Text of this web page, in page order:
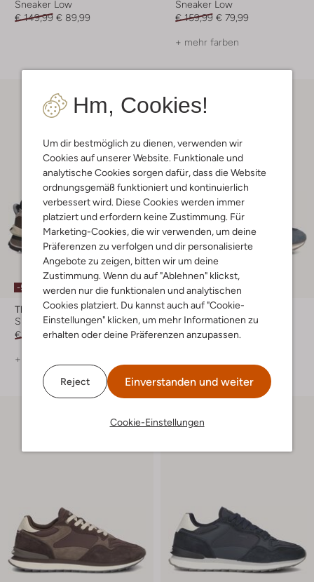
Hm, Cookies!
Um dir bestmöglich zu dienen, verwenden wir
Cookies auf unserer Website. Funktionale und
analytische Cookies sorgen dafür, dass die Website
ordnungsgemäß funktioniert und kontinuierlich
verbessert wird. Diese Cookies werden immer
platziert und erfordern keine Zustimmung. Für
Marketing-Cookies, die wir verwenden, um deine
Präferenzen zu verfolgen und dir personalisierte
Angebote zu zeigen, bitten wir um deine
Zustimmung. Wenn du auf "Ablehnen" klickst,
werden nur die funktionalen und analytischen
Cookies platziert. Du kannst auch auf "Cookie-
Einstellungen" klicken, um mehr Informationen zu
erhalten oder deine Präferenzen anzupassen.
Reject Einverstanden und weiter
Cookie-Einstellungen
Sneaker Low
€ 149,99 € 89,99
Sneaker Low
€ 159,99 € 79,99
+ mehr farben
-50%
The Hoff Brand
Sneaker Low
€ 159,99 € 79,99
+ mehr farben
Letzte Größen
-50%
The Hoff Brand
Sneaker Low
€ 129,99 € 64,99